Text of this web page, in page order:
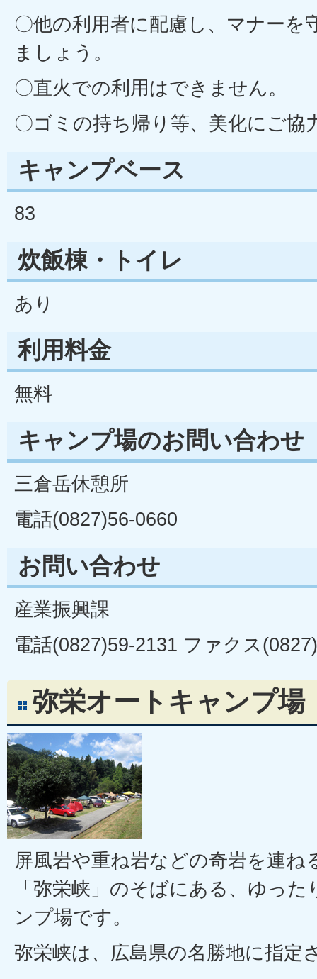
〇他の利用者に配慮し、マナーを
ましょう。
〇直火での利用はできません。
〇ゴミの持ち帰り等、美化にご
キャンプベース
83
炊飯棟・トイレ
あり
利用料金
無料
キャンプ場のお問い合わせ
三倉岳休憩所
電話(0827)56-0660
お問い合わせ
産業振興課
電話(0827)59-2131 ファクス
弥栄オートキャンプ場
屏風岩や重ね岩などの奇岩を連ね
「弥栄峡」のそばにある、ゆっ
ンプ場です。
弥栄峡は、広島県の名勝地に指定